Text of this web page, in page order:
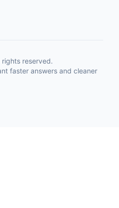
rights reserved.
faster answers and cleaner